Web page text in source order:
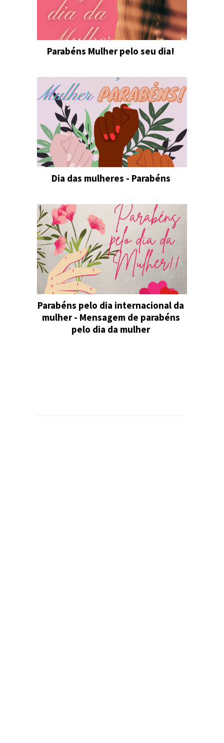
Parabéns Mulher pelo seu dia!
Dia das mulheres - Parabéns
Parabéns pelo dia internacional da
mulher - Mensagem de parabéns
pelo dia da mulher